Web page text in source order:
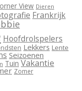
View Dieren
Frankrijk
Hoofdrolspelers
Lekkers Lente
Seizoenen
Tuin Vakantie
Zomer